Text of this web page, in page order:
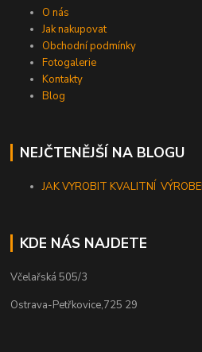
O nás
Jak nakupovat
Obchodní podmínky
Fotogalerie
Kontakty
Blog
NEJČTENĚJŠÍ NA BLOGU
JAK VYROBIT KVALITNÍ
KDE NÁS NAJDETE
Včelařská 505/3
Ostrava-Petřkovice,725 29